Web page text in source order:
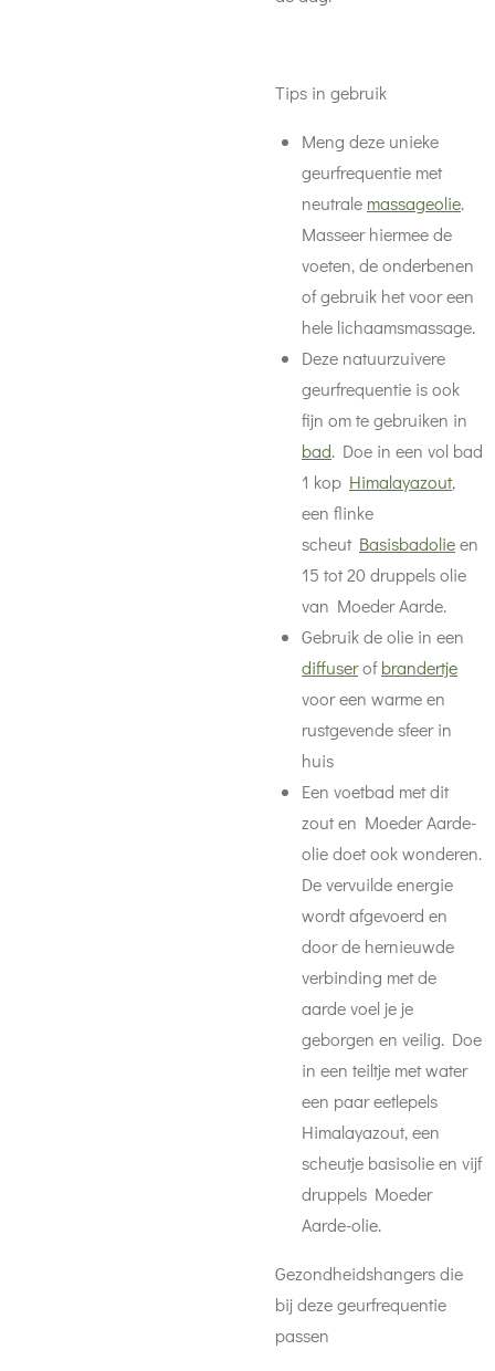
Tips in gebruik
Meng deze unieke
geurfrequentie met
neutrale massageolie.
Masseer hiermee de
voeten, de onderbenen
of gebruik het voor een
hele lichaamsmassage.
Deze natuurzuivere
geurfrequentie is ook
fijn om te gebruiken in
bad. Doe in een vol bad
1 kop Himalayazout,
een flinke
scheut Basisbadolieen
15 tot 20 druppels olie
van Moeder Aarde.
Gebruik de olie in een
diffuserofbrandertje
voor een warme en
rustgevende sfeer in
huis
Een voetbad met dit
zout en Moeder Aarde-
olie doet ook wonderen.
De vervuilde energie
wordt afgevoerd en
door de hernieuwde
verbinding met de
aarde voel je je
geborgen en veilig. Doe
in een teiltje met water
een paar eetlepels
Himalayazout, een
scheutje basisolie en vijf
druppels Moeder
Aarde-olie.
Gezondheidshangers die
bij deze geurfrequentie
passen